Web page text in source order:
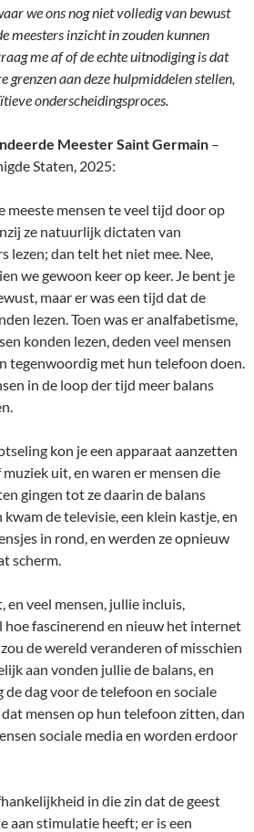
we ons nog niet volledig van bewust
meesters inzicht in zouden kunnen
me af of de echte uitnodiging is dat
grenzen aan deze hulpmiddelen stellen,
onderscheidingsproces.
Meester Saint Germain –
Staten, 2025:
meeste mensen te veel tijd door op
ze natuurlijk dictaten van
lezen; dan telt het niet mee. Nee,
we gewoon keer op keer. Je bent je
maar er was een tijd dat de
lezen. Toen was er analfabetisme,
konden lezen, deden veel mensen
tegenwoordig met hun telefoon doen.
in de loop der tijd meer balans
kon je een apparaat aanzetten
uit, en waren er mensen die
gingen tot ze daarin de balans
kwam de televisie, een klein kastje, en
in rond, en werden ze opnieuw
scherm.
en veel mensen, jullie incluis,
hoe fascinerend en nieuw het internet
de wereld veranderen of misschien
aan vonden jullie de balans, en
dag voor de telefoon en sociale
mensen op hun telefoon zitten, dan
sociale media en worden erdoor
in die zin dat de geest
aan stimulatie heeft; er is een